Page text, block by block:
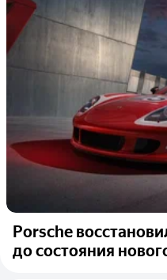
Porsche
до состояния